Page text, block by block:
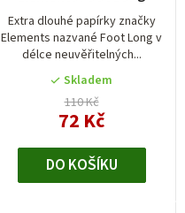
Extra dlouhé papírky značky
Elements nazvané Foot Long v
délce neuvěřitelných...
Skladem
110 Kč
72 Kč
DO KOŠÍKU